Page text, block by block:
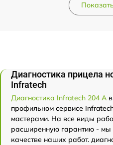
Диагностика прицела
Infratech
Диагностика Infratech 204 А
профильном сервисе
мастерами. На все виды
расширенную гарантию - мы
качестве наших работ.